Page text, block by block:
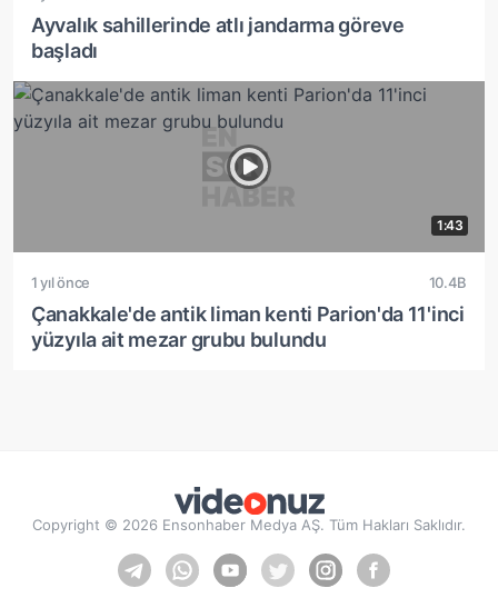
Ayvalık sahillerinde atlı jandarma göreve
başladı
1:43
1 yıl önce 10.4B
Çanakkale'de antik liman kenti Parion'da 11'inci
yüzyıla ait mezar grubu bulundu
Copyright © 2026 Ensonhaber Medya AŞ. Tüm Hakları Saklıdır.